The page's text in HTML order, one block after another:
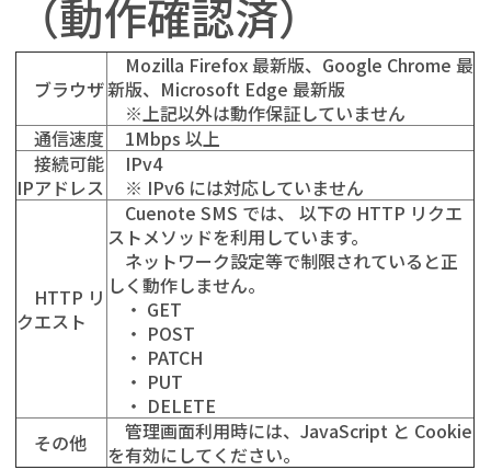
（動作確認済）
ブラウザ
Mozilla Firefox 最新版、Google Chrome 最
新版、Microsoft Edge 最新版
※上記以外は動作保証していません
通信速度
1Mbps 以上
接続可能
IPアドレス
IPv4
※ IPv6 には対応していません
HTTP リ
クエスト
Cuenote SMS では、 以下の HTTP リクエ
ストメソッドを利用しています。
ネットワーク設定等で制限されていると正
しく動作しません。
・ GET
・ POST
・ PATCH
・ PUT
・ DELETE
その他
管理画面利用時には、JavaScript と Cookie
を有効にしてください。